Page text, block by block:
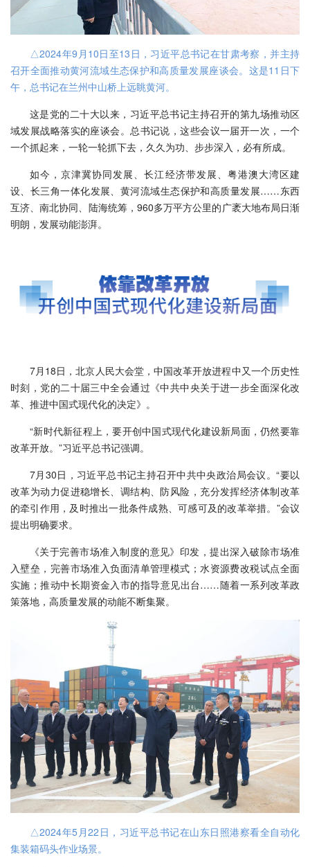
△2024年9月10日至13日，习近平总书记在甘肃考察，并主持
召开全面推动黄河流域生态保护和高质量发展座谈会。这是11日下
午，总书记在兰州中山桥上远眺黄河。
这是党的二十大以来，习近平总书记主持召开的第九场推动区
域发展战略落实的座谈会。总书记说，这些会议一届开一次，一个
一个抓起来，一轮一轮抓下去，久久为功、步步深入，必有所成。
如今，京津冀协同发展、长江经济带发展、粤港澳大湾区建
设、长三角一体化发展、黄河流域生态保护和高质量发展……东西
互济、南北协同、陆海统筹，960多万平方公里的广袤大地布局日渐
明朗，发展动能澎湃。
7月18日，北京人民大会堂，中国改革开放进程中又一个历史性
时刻，党的二十届三中全会通过《中共中央关于进一步全面深化改
革、推进中国式现代化的决定》。
“新时代新征程上，要开创中国式现代化建设新局面，仍然要靠
改革开放。”习近平总书记强调。
7月30日，习近平总书记主持召开中共中央政治局会议。“要以
改革为动力促进稳增长、调结构、防风险，充分发挥经济体制改革
的牵引作用，及时推出一批条件成熟、可感可及的改革举措。”会议
提出明确要求。
《关于完善市场准入制度的意见》印发，提出深入破除市场准
入壁垒，完善市场准入负面清单管理模式；水资源费改税试点全面
实施；推动中长期资金入市的指导意见出台……随着一系列改革政
策落地，高质量发展的动能不断集聚。
△2024年5月22日，习近平总书记在山东日照港察看全自动化
集装箱码头作业场景。